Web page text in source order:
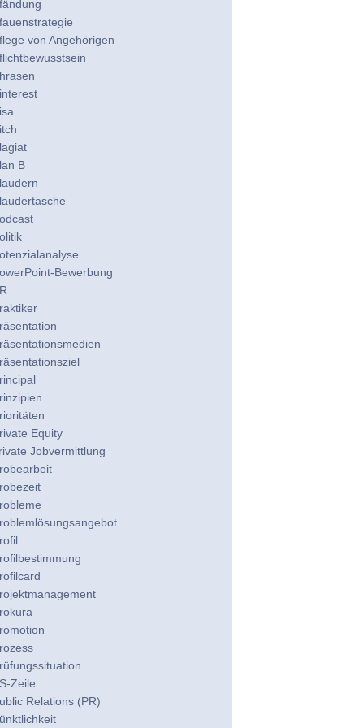
von Angehörigen
B
Bewerbung
Equity
Jobvermittlung
Zeile
Relations (PR)